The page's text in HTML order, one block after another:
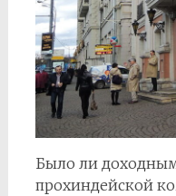
Было ли
прохиндейской